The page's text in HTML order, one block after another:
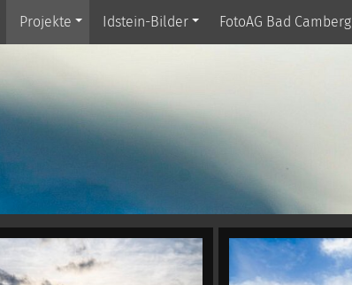
Projekte Idstein-Bilder FotoAG Bad Camberg